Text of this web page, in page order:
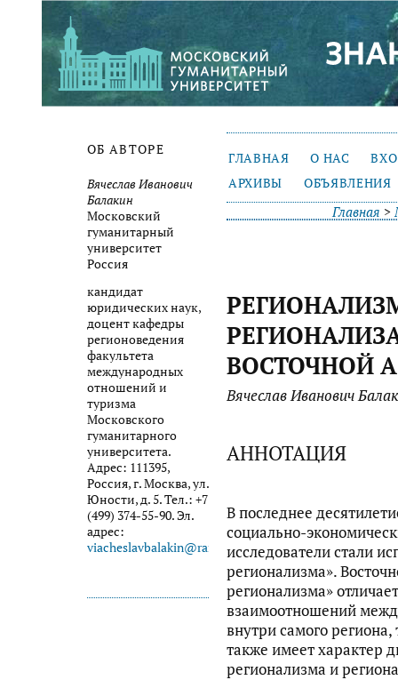
ОБ АВТОРЕ
Вячеслав Иванович
Балакин
Московский
гуманитарный
университет
Россия
кандидат
юридических наук,
доцент кафедры
регионоведения
факультета
международных
отношений и
туризма
Московского
гуманитарного
университета.
Адрес: 111395,
Россия, г. Москва, ул.
Юности, д. 5. Тел.: +7
(499) 374-55-90. Эл.
адрес:
viacheslavbalakin@rambler.ru
ГЛАВНАЯ О НАС
АРХИВЫ
ОБЪЯВЛЕНИЯ
Главная >
ВОСТОЧНОЙ
Вячеслав Иванович
АННОТАЦИЯ
В последнее
социально-
исследователи стали
регионализма».
регионализма»
взаимоотношений
внутри самого
также имеет характер
регионализма и